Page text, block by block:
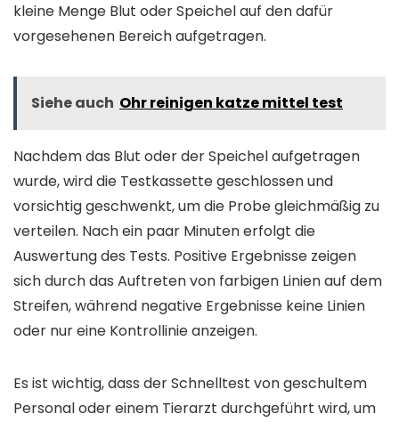
kleine Menge Blut oder Speichel auf den dafür
vorgesehenen Bereich aufgetragen.
Siehe auch Ohr reinigen katze mittel test
Nachdem das Blut oder der Speichel aufgetragen
wurde, wird die Testkassette geschlossen und
vorsichtig geschwenkt, um die Probe gleichmäßig zu
verteilen. Nach ein paar Minuten erfolgt die
Auswertung des Tests. Positive Ergebnisse zeigen
sich durch das Auftreten von farbigen Linien auf dem
Streifen, während negative Ergebnisse keine Linien
oder nur eine Kontrollinie anzeigen.
Es ist wichtig, dass der Schnelltest von geschultem
Personal oder einem Tierarzt durchgeführt wird, um